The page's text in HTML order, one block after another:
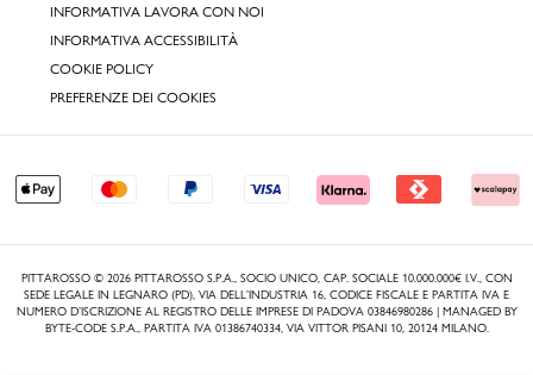
INFORMATIVA LAVORA CON NOI
INFORMATIVA ACCESSIBILITÀ
COOKIE POLICY
PREFERENZE DEI COOKIES
PITTAROSSO © 2026 PITTAROSSO S.P.A., SOCIO UNICO, CAP. SOCIALE 10.000.000€ I.V., CON
SEDE LEGALE IN LEGNARO (PD), VIA DELL’INDUSTRIA 16, CODICE FISCALE E PARTITA IVA E
NUMERO D’ISCRIZIONE AL REGISTRO DELLE IMPRESE DI PADOVA 03846980286 | MANAGED BY
BYTE-CODE S.P.A., PARTITA IVA 01386740334, VIA VITTOR PISANI 10, 20124 MILANO.